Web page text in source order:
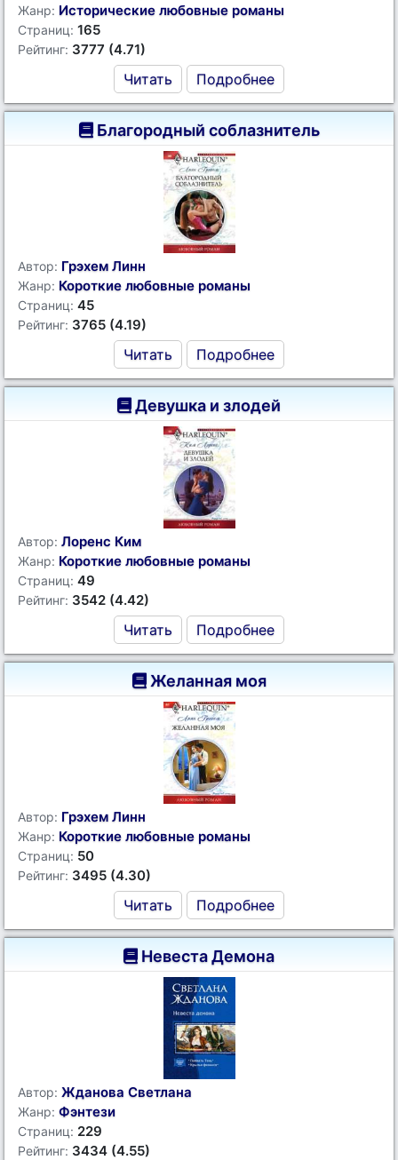
Жанр: Исторические любовные романы
Страниц: 165
Рейтинг: 3777 (4.71)
Читать Подробнее
Благородный соблазнитель
Автор: Грэхем Линн
Жанр: Короткие любовные романы
Страниц: 45
Рейтинг: 3765 (4.19)
Читать Подробнее
Девушка и злодей
Автор: Лоренс Ким
Жанр: Короткие любовные романы
Страниц: 49
Рейтинг: 3542 (4.42)
Читать Подробнее
Желанная моя
Автор: Грэхем Линн
Жанр: Короткие любовные романы
Страниц: 50
Рейтинг: 3495 (4.30)
Читать Подробнее
Невеста Демона
Автор: Жданова Светлана
Жанр: Фэнтези
Страниц: 229
Рейтинг: 3434 (4.55)